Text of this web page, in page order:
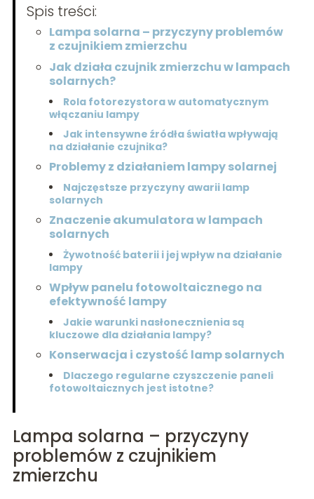
Spis treści:
Lampa solarna – przyczyny problemów
z czujnikiem zmierzchu
Jak działa czujnik zmierzchu w lampach
solarnych?
Rola fotorezystora w automatycznym
włączaniu lampy
Jak intensywne źródła światła wpływają
na działanie czujnika?
Problemy z działaniem lampy solarnej
Najczęstsze przyczyny awarii lamp
solarnych
Znaczenie akumulatora w lampach
solarnych
Żywotność baterii i jej wpływ na działanie
lampy
Wpływ panelu fotowoltaicznego na
efektywność lampy
Jakie warunki nasłonecznienia są
kluczowe dla działania lampy?
Konserwacja i czystość lamp solarnych
Dlaczego regularne czyszczenie paneli
fotowoltaicznych jest istotne?
Lampa solarna – przyczyny
problemów z czujnikiem
zmierzchu